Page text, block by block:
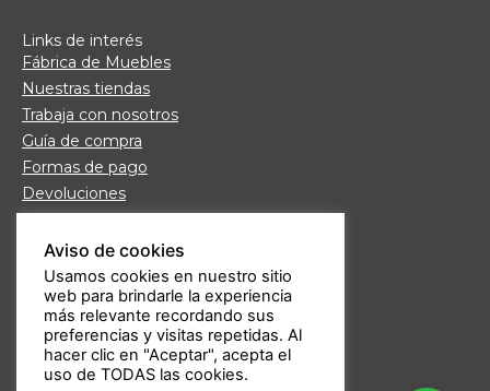
Links de interés
Fábrica de Muebles
Nuestras tiendas
Trabaja con nosotros
Guía de compra
Formas de pago
Devoluciones
Preguntas frecuentes
Atención al cliente
Aviso legal
Política de privacidad
Aviso de cookies
Usamos cookies en nuestro sitio
web para brindarle la experiencia
más relevante recordando sus
preferencias y visitas repetidas. Al
hacer clic en "Aceptar", acepta el
uso de TODAS las cookies.